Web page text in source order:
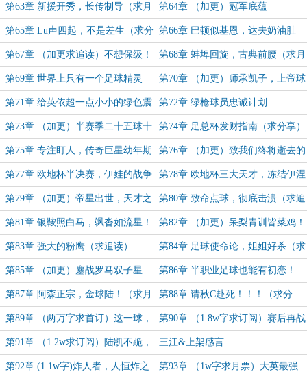
在第七级
第63章 新援开秀，长传制导（求月
票）
第64章 （加更）冠军底蕴
第65章 Lu声四起，不是差生（求分
享）
第66章 巴顿似基恩，达夫奶油肚
（求月票）
第67章 （加更求追读）不想保级！ 第68章 蚌埠回旋，古典前腰（求月
票）
第69章 世界上只有一个足球精灵
（求发朋友圈）
第70章 （加更）师承凯子，上帝球
衣绿白色
第71章 给英依超一点小小的绿色震
撼（月底有双倍月票哈）
第72章 绿枪球员忠诚计划
第73章 （加更）半赛季二十五球十
七助！
第74章 足总杯发财指南（求分享）
第75章 专注盯人，传奇巨星幼年期
（求追读）
第76章 （加更）致我们终将逝去的
舔狗时期
第77章 欧地杯半决赛，伊娃的战争
（求分享）
第78章 欧地杯三大天才，冻结伊涅
斯塔（求追读）
第79章 （加更）帝星出世，天才之
战
第80章 致命点球，彻底击溃（求追
读）
第81章 银鞍照白马，飒沓如流星！
（求月票）
第82章 （加更）呆梨青训皆菜鸡！
第83章 强大的粉鹰（求追读） 第84章 足球使命论，姐姐好杀（求
月票）
第85章 （加更）鏖战罗马双子星 第86章 半职业足球也能有初恋！
（今晚见）
第87章 阿森正宗，金球陆！（求月
票）
第88章 请秋C赴死！！！（求分
享）
第89章 （两万字求首订）这一球，
五十万英镑的功力！
第90章 （1.8w字求订阅）赛后再战
切尔西，这就是队长！
第91章 （1.2w求订阅）陆凯不跪，
神舟号起飞
三江&上架感言
第92章 (1.1w字)炸人者，人恒炸之 第93章 （1w字求月票）大英最强